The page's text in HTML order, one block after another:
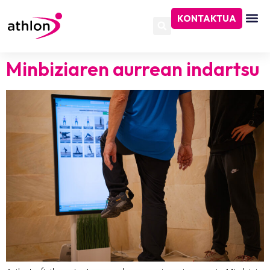
KONTAKTUA
Minbiziaren aurrean indartsu